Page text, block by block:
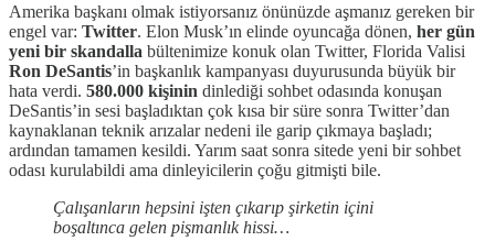
Amerika başkanı olmak istiyorsanız önünüzde aşmanız gereken bir
engel var: Twitter. Elon Musk’ın elinde oyuncağa dönen, her gün
yeni bir skandalla bültenimize konuk olan Twitter, Florida Valisi
Ron DeSantis’in başkanlık kampanyası duyurusunda büyük bir
hata verdi. 580.000 kişinin dinlediği sohbet odasında konuşan
DeSantis’in sesi başladıktan çok kısa bir süre sonra Twitter’dan
kaynaklanan teknik arızalar nedeni ile garip çıkmaya başladı;
ardından tamamen kesildi. Yarım saat sonra sitede yeni bir sohbet
odası kurulabildi ama dinleyicilerin çoğu gitmişti bile.
Çalışanların hepsini işten çıkarıp şirketin içini
boşaltınca gelen pişmanlık hissi…